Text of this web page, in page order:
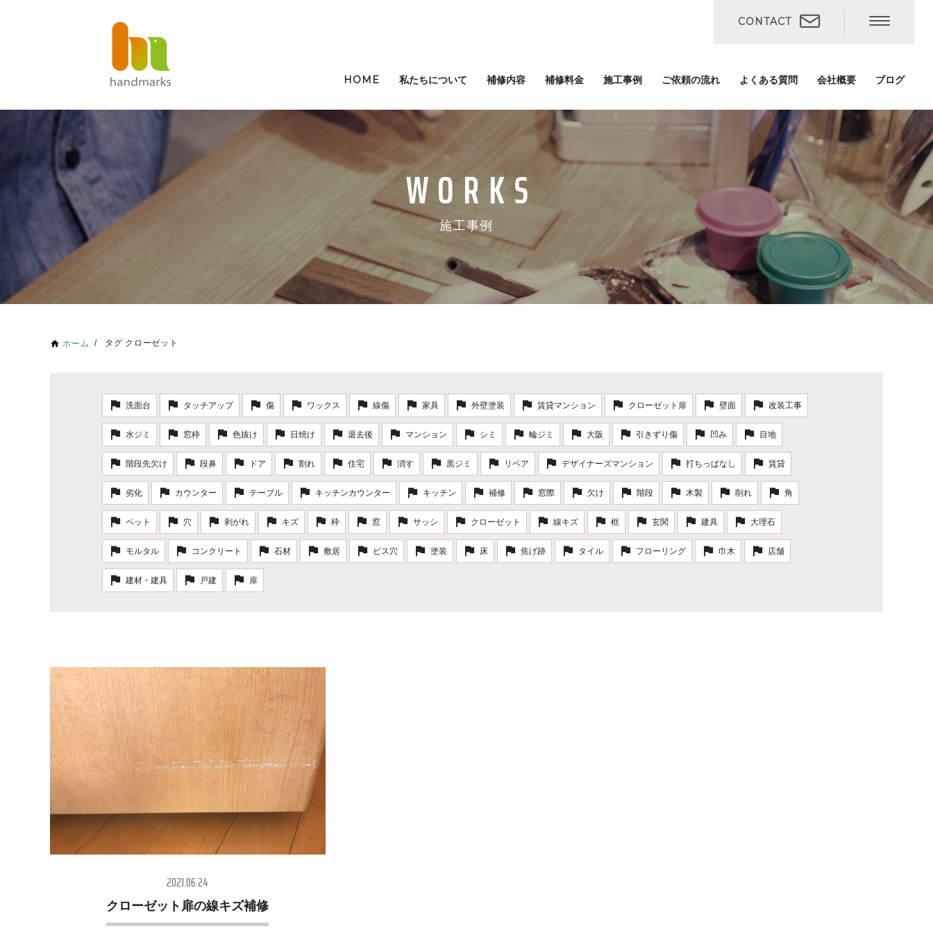
HOME 私たちについて 補修内容 補修料金 施工事例 ご依頼の流れ よくある質問 会社概要 ブログ
CONTACT
施工事例
ホーム タグ クローゼット
洗面台 タッチアップ 傷 ワックス 線傷 家具 外壁塗装 賃貸マンション クローゼット扉 壁面 改装工事
水ジミ 窓枠 色抜け 日焼け 退去後 マンション シミ 輪ジミ 大阪 引きずり傷 凹み 目地
階段先欠け 段鼻 ドア 割れ 住宅 消す 黒ジミ リペア デザイナーズマンション 打ちっぱなし 賃貸
劣化 カウンター テーブル キッチンカウンター キッチン 補修 窓際 欠け 階段 木製 削れ 角
ペット 穴 剥がれ キズ 枠 窓 サッシ クローゼット 線キズ 框 玄関 建具 大理石
モルタル コンクリート 石材 敷居 ビス穴 塗装 床 焦げ跡 タイル フローリング 巾木 店舗
建材・建具 戸建 扉
2021.06.24
クローゼット扉の線キズ補修